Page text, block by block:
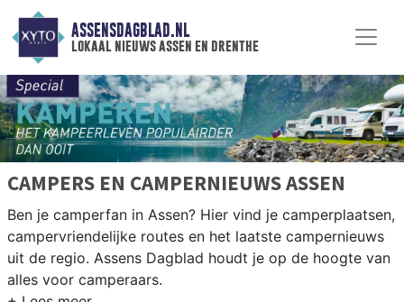
ASSENSDAGBLAD.NL
lokaal nieuws assen en drenthe
CAMPERS EN CAMPERNIEUWS ASSEN
Ben je camperfan in Assen? Hier vind je camperplaatsen,
campervriendelijke routes en het laatste campernieuws
uit de regio. Assens Dagblad houdt je op de hoogte van
alles voor camperaars.